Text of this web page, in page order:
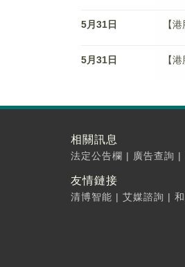
5月31日 【
5月31日 【
相關訊息
法定公告欄 | 廣告查詢 |
友情鏈接
清博智能 | 艾媒諮詢 |